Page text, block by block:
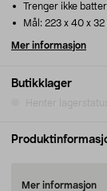
Butikklager
Henter
Trenger ikke
Mål: 223 x 40 x
Mer informasjon
Mer informasjon